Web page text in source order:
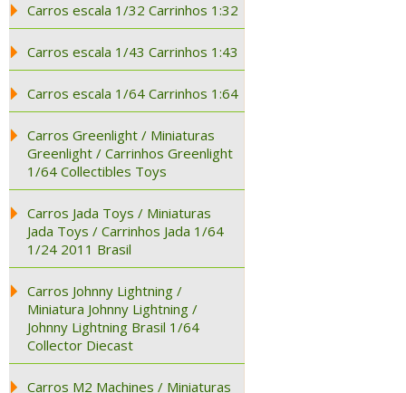
Carros escala 1/32 Carrinhos 1:32
Carros escala 1/43 Carrinhos 1:43
Carros escala 1/64 Carrinhos 1:64
Carros Greenlight / Miniaturas
Greenlight / Carrinhos Greenlight
1/64 Collectibles Toys
Carros Jada Toys / Miniaturas
Jada Toys / Carrinhos Jada 1/64
1/24 2011 Brasil
Carros Johnny Lightning /
Miniatura Johnny Lightning /
Johnny Lightning Brasil 1/64
Collector Diecast
Carros M2 Machines / Miniaturas